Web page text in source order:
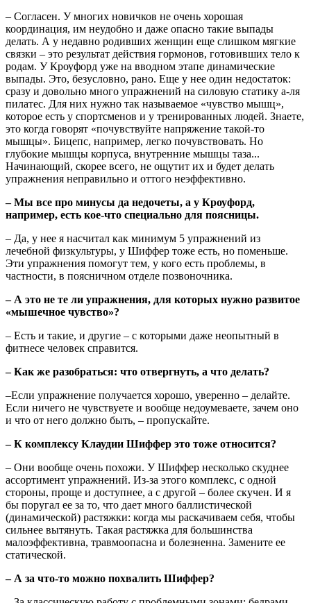
– Согласен. У многих новичков не очень хорошая
координация, им неудобно и даже опасно такие выпады
делать. А у недавно родивших женщин еще слишком мягкие
связки – это результат действия гормонов, готовивших тело к
родам. У Кроуфорд уже на вводном этапе динамические
выпады. Это, безусловно, рано. Еще у нее один недостаток:
сразу и довольно много упражнений на силовую статику а-ля
пилатес. Для них нужно так называемое «чувство мышц»,
которое есть у спортсменов и у тренированных людей. Знаете,
это когда говорят «почувствуйте напряжение такой-то
мышцы». Бицепс, например, легко почувствовать. Но
глубокие мышцы корпуса, внутренние мышцы таза...
Начинающий, скорее всего, не ощутит их и будет делать
упражнения неправильно и оттого неэффективно.
– Мы все про минусы да недочеты, а у Кроуфорд,
например, есть кое-что специально для поясницы.
– Да, у нее я насчитал как минимум 5 упражнений из
лечебной физкультуры, у Шиффер тоже есть, но поменьше.
Эти упражнения помогут тем, у кого есть проблемы, в
частности, в поясничном отделе позвоночника.
– А это не те ли упражнения, для которых нужно развитое
«мышечное чувство»?
– Есть и такие, и другие – с которыми даже неопытный в
фитнесе человек справится.
– Как же разобраться: что отвергнуть, а что делать?
–Если упражнение получается хорошо, уверенно – делайте.
Если ничего не чувствуете и вообще недоумеваете, зачем оно
и что от него должно быть, – пропускайте.
– К комплексу Клаудии Шиффер это тоже относится?
– Они вообще очень похожи. У Шиффер несколько скуднее
ассортимент упражнений. Из-за этого комплекс, с одной
стороны, проще и доступнее, а с другой – более скучен. И я
бы поругал ее за то, что дает много баллистической
(динамической) растяжки: когда мы раскачиваем себя, чтобы
сильнее вытянуть. Такая растяжка для большинства
малоэффективна, травмоопасна и болезненна. Замените ее
статической.
– А за что-то можно похвалить Шиффер?